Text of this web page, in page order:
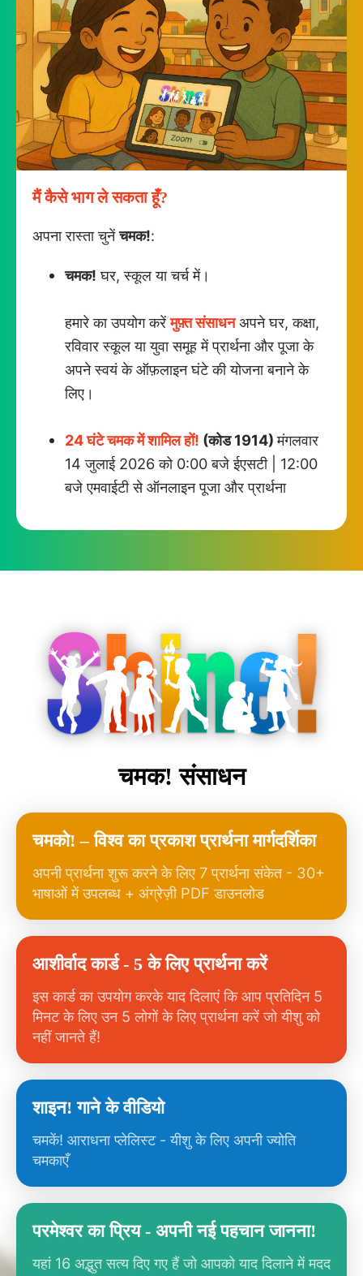
मैं कैसे भाग ले सकता हूँ?
अपना रास्ता चुनेंचमक!:
चमक! घर, स्कूल या चर्च में।
हमारे का उपयोग करेंमुफ़्त संसाधनअपने घर, कक्षा,
रविवार स्कूल या युवा समूह में प्रार्थना और पूजा के
अपने स्वयं के ऑफ़लाइन घंटे की योजना बनाने के
लिए।
24 घंटे चमक में शामिल हों! (कोड 1914)मंगलवार
14 जुलाई 2026 को 0:00 बजे ईएसटी | 12:00
बजे एमवाईटी से ऑनलाइन पूजा और प्रार्थना
चमक! संसाधन
चमको! – विश्व का प्रकाश प्रार्थना मार्गदर्शिका
अपनी प्रार्थना शुरू करने के लिए 7 प्रार्थना संकेत - 30+
भाषाओं में उपलब्ध + अंग्रेज़ी PDF डाउनलोड
आशीर्वाद कार्ड - 5 के लिए प्रार्थना करें
इस कार्ड का उपयोग करके याद दिलाएं कि आप प्रतिदिन 5
मिनट के लिए उन 5 लोगों के लिए प्रार्थना करें जो यीशु को
नहीं जानते हैं!
शाइन! गाने के वीडियो
चमकें! आराधना प्लेलिस्ट - यीशु के लिए अपनी ज्योति
चमकाएँ
परमेश्वर का प्रिय - अपनी नई पहचान जानना!
यहां 16 अद्भुत सत्य दिए गए हैं जो आपको याद दिलाने में मदद